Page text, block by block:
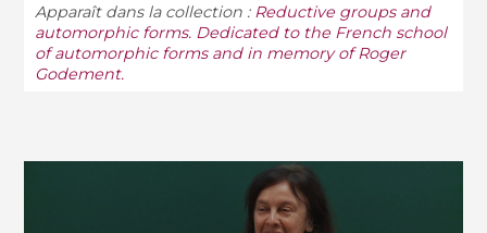
Apparaît dans la collection : Reductive groups and
automorphic forms. Dedicated to the French school
of automorphic forms and in memory of Roger
Godement.